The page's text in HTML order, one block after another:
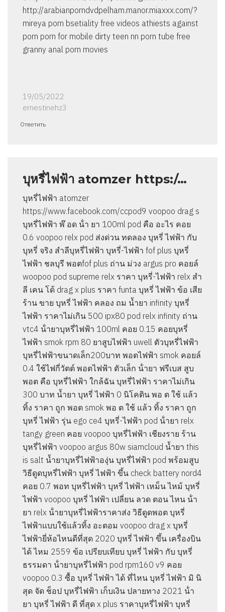
http://arabianporndvdpelham.manor.miaxxx.com/?
mireya porn bsetiality free videos athiests against
porn porn for mobile dirty teen nn porn tube free
granny anal porn movies
19/05/2022
ernestinehz3
Ответить
บุหรี่ไฟฟ้า atomzer https:/…
บุหรี่ไฟฟ้า atomzer
https://www.facebook.com/ccpod9 voopoo drag s
บุหรี่ไฟฟ้า พ๊ อด น้ํา ยา 100ml pod คือ อะไร คอย
0.6 voopoo relx pod ส่งด่วน ทดลอง บุหรี่ ไฟฟ้า กับ
บุหรี่ จริง สำลีบุหรี่ไฟฟ้า บุหรี่-ไฟฟ้า fof plus บุหรี่
ไฟฟ้า ชลบุรี พอตfof plus ถ่าน ม่วง argus pro คอยล์
woopoo pod supreme relx ราคา บุหรี่-ไฟฟ้า relx สํา
ลี เคน โด้ drag x plus ราคา funta บุหรี่ ไฟฟ้า ข้อ เสีย
ร้าน ขาย บุหรี่ ไฟฟ้า คลอง ถม น้ำยา infinity บุหรี่
ไฟฟ้า ราคาไม่เกิน 500 ipx80 pod relx infinity ถ่าน
vtc4 น้ํายาบุหรี่ไฟฟ้า 100ml คอย 0.15 คอยบุหรี่
ไฟฟ้า smok rpm 80 ยาสูบไฟฟ้า uwell ตัวบุหรี่ไฟฟ้า
บุหรี่ไฟฟ้าขนาดเล็ก200บาท พอตไฟฟ้า smok คอยล์
0.4 ใช้ไฟกี่วัตต์ พอตไฟฟ้า ตัวเล็ก น้ํายา ฟรีเบส สูบ
พอต คือ บุหรี่ไฟฟ้า ใกล้ฉัน บุหรี่ไฟฟ้า ราคาไม่เกิน
300 บาท น้ำยา บุหรี่ ไฟฟ้า 0 นิโคติน พอ ต ใช้ แล้ว
ทิ้ง ราคา ถูก พอต smok พอ ต ใช้ แล้ว ทิ้ง ราคา ถูก
บุหรี่ ไฟฟ้า รุ่น ego ce4 บุหรี่-ไฟฟ้า pod น้ํายา relx
tangy green คอย voopoo บุหรี่ไฟฟ้า เชียงราย ร้าน
บุหรี่ไฟฟ้า voopoo argus 80w siamcloud น้ำยา this
is salt น้ำยาบุหรี่ไฟฟ้าองุ่น บุหรี่ไฟฟ้า pod พร้อมสูบ
วิธีดูดบุหรี่ไฟฟ้า บุหรี่ ไฟฟ้า ขึ้น check battery nord4
คอย 0.7 พอท บุหรี่ไฟฟ้า บุหรี่ ไฟฟ้า เหม็น ไหม้ บุหรี่
ไฟฟ้า voopoo บุหรี่ ไฟฟ้า เปลี่ยน ลวด ตอน ไหน น้ํา
ยา relx น้ํายาบุหรี่ไฟฟ้าราคาส่ง วิธีดูดพอต บุหรี่
ไฟฟ้าแบบใช้แล้วทิ้ง อะตอม voopoo drag x บุหรี่
ไฟฟ้ายี่ห้อไหนดีที่สุด 2020 บุหรี่ ไฟฟ้า ขึ้น เครื่องบิน
ได้ ไหม 2559 ข้อ เปรียบเทียบ บุหรี่ ไฟฟ้า กับ บุหรี่
ธรรมดา น้ํายาบุหรี่ไฟฟ้า pod rpm160 v9 คอย
voopoo 0.3 ซื้อ บุหรี่ ไฟฟ้า ได้ ที่ไหน บุหรี่ ไฟฟ้า มิ นิ
สุด จัด ช็อป บุหรี่ไฟฟ้า เก็บเงิน ปลายทาง 2021 น้ํา
ยา บุหรี่ ไฟฟ้า ดี ที่สุด x plus ราคาบุหรี่ไฟฟ้า บุหรี่